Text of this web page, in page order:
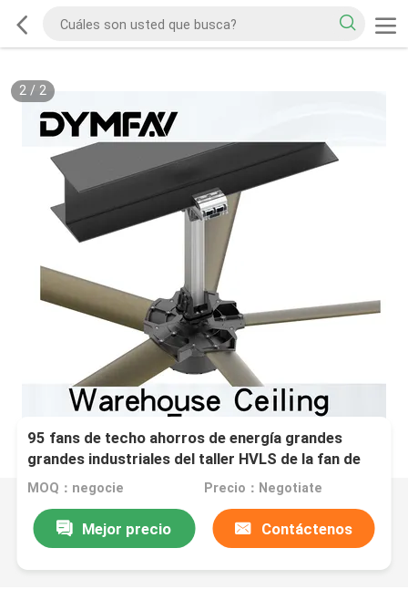
2/ 2
95 fans de techo ahorros de energía grandes
grandes industriales del taller HVLS de la fan de
techo de la RPM
MOQ：negocie Precio：Negotiate
Mejor precio Contáctenos